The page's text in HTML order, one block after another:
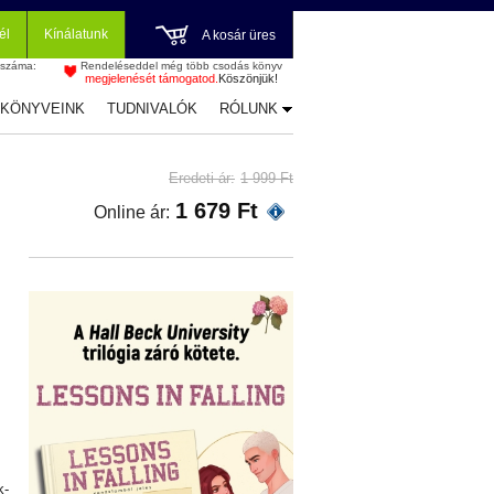
Kínálatunk A kosár üres
Rendeléseddel még több csodás könyv
megjelenését támogatod. Köszönjük!
TUDNIVALÓK RÓLUNK
Eredeti ár: 1 999 Ft
Online ár: 1 679 Ft